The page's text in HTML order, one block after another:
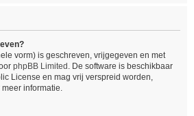
vorm) is geschreven, vrijgegeven en met
phpBB Limited . De software is beschikbaar
License en mag vrij verspreid worden,
meer informatie.